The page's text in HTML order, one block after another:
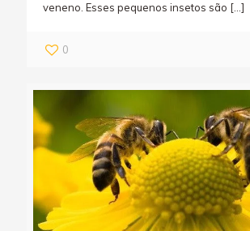
veneno. Esses pequenos insetos são […]
0